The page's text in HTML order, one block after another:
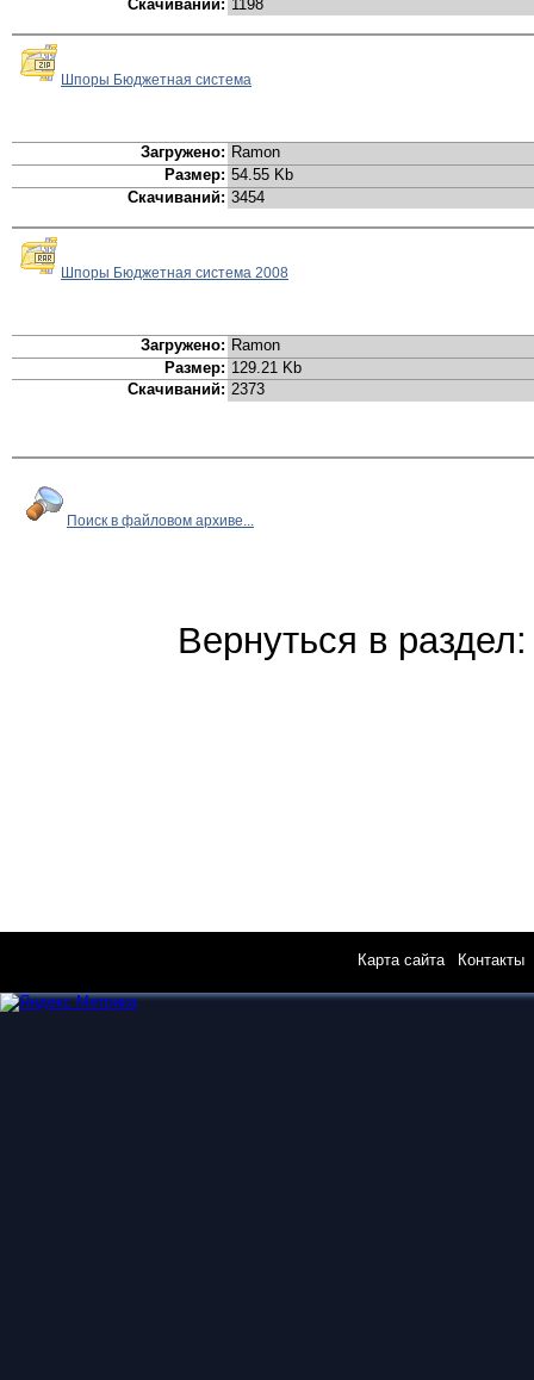
Скачиваний: 1198
Шпоры Бюджетная система
Загружено: Ramon
Размер: 54.55 Kb
Скачиваний: 3454
Шпоры Бюджетная система 2008
Загружено: Ramon
Размер: 129.21 Kb
Скачиваний: 2373
Поиск в файловом архиве...
Вернуться в
Карта сайта| Контакты